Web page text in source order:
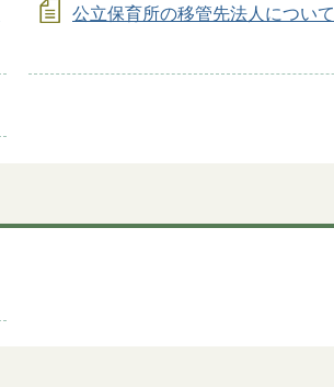
公立保育所の移管先法人について